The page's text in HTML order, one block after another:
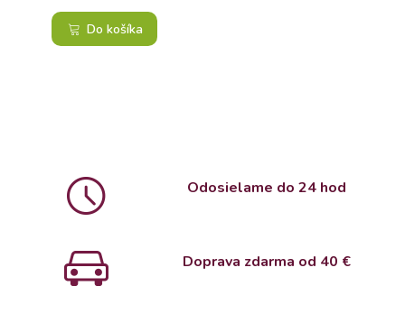
Do košíka
Odosielame do 24 hod
Doprava zdarma od 40 €